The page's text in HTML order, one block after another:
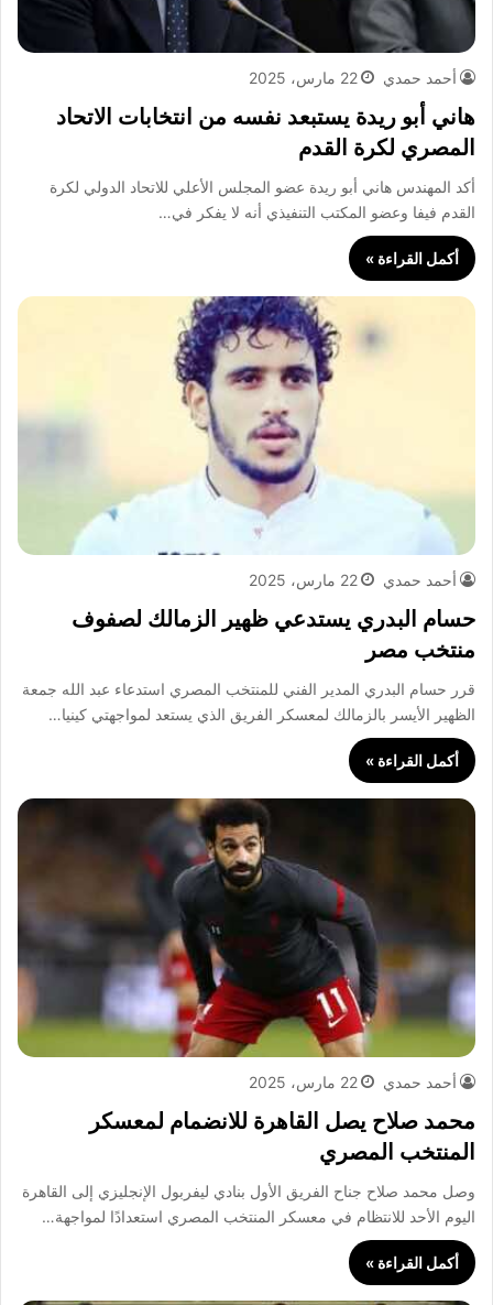
أحمد حمدي 22 مارس، 2025
هاني أبو ريدة يستبعد نفسه من انتخابات الاتحاد
المصري لكرة القدم
أكد المهندس هاني أبو ريدة عضو المجلس الأعلي للاتحاد الدولي لكرة
القدم فيفا وعضو المكتب التنفيذي أنه لا يفكر في…
أكمل القراءة »
أحمد حمدي 22 مارس، 2025
حسام البدري يستدعي ظهير الزمالك لصفوف
منتخب مصر
قرر حسام البدري المدير الفني للمنتخب المصري استدعاء عبد الله جمعة
الظهير الأيسر بالزمالك لمعسكر الفريق الذي يستعد لمواجهتي كينيا…
أكمل القراءة »
أحمد حمدي 22 مارس، 2025
محمد صلاح يصل القاهرة للانضمام لمعسكر
المنتخب المصري
وصل محمد صلاح جناح الفريق الأول بنادي ليفربول الإنجليزي إلى القاهرة
اليوم الأحد للانتظام في معسكر المنتخب المصري استعدادًا لمواجهة…
أكمل القراءة »